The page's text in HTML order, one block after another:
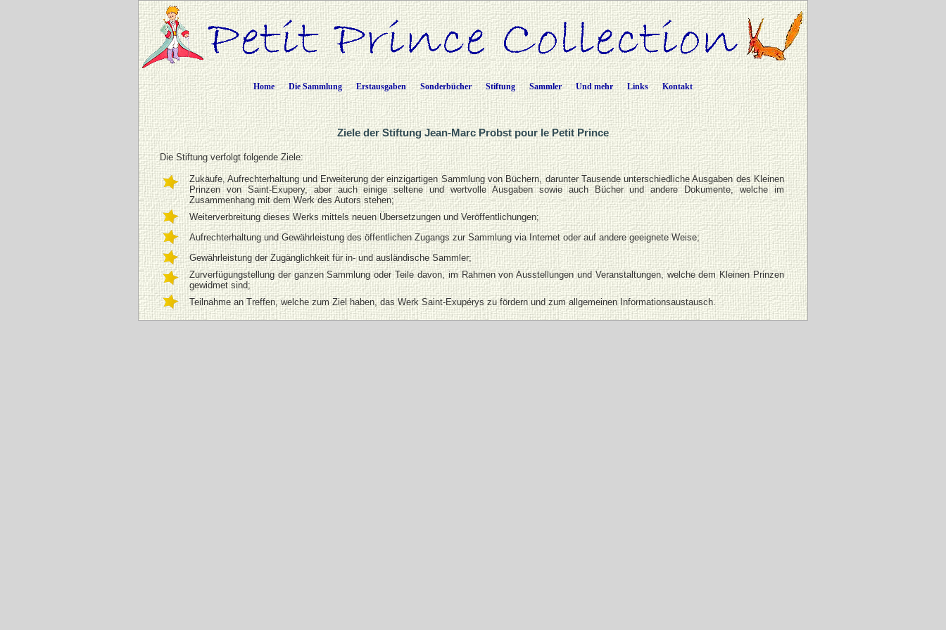
Home Die Sammlung Erstausgaben Sonderbücher Stiftung Sammler Und mehr Links Kontakt
Ziele der Stiftung Jean-Marc Probst pour le Petit Prince
Die Stiftung verfolgt folgende Ziele:
Zukäufe, Aufrechterhaltung und Erweiterung der einzigartigen Sammlung von Büchern, darunter Tausende unterschiedliche Ausgaben des Kleinen
Prinzen von Saint-Exupery, aber auch einige seltene und wertvolle Ausgaben sowie auch Bücher und andere Dokumente, welche im
Zusammenhang mit dem Werk des Autors stehen;
Weiterverbreitung dieses Werks mittels neuen Übersetzungen und Veröffentlichungen;
Aufrechterhaltung und Gewährleistung des öffentlichen Zugangs zur Sammlung via Internet oder auf andere geeignete Weise;
Gewährleistung der Zugänglichkeit für in- und ausländische Sammler;
Zurverfügungstellung der ganzen Sammlung oder Teile davon, im Rahmen von Ausstellungen und Veranstaltungen, welche dem Kleinen Prinzen
gewidmet sind;
Teilnahme an Treffen, welche zum Ziel haben, das Werk Saint-Exupérys zu fördern und zum allgemeinen Informationsaustausch.